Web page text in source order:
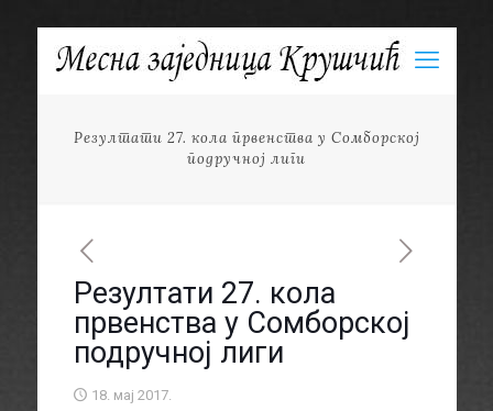
Резултати 27. кола првенства у Сомборској
подручној лиги
Резултати 27. кола
првенства у Сомборској
подручној лиги
18. мај 2017.